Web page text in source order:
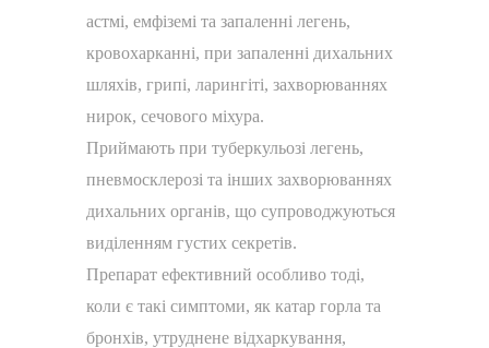
астмі, емфіземі та запаленні легень,
кровохарканні, при запаленні дихальних
шляхів, грипі, ларингіті, захворюваннях
нирок, сечового міхура.
Приймають при туберкульозі легень,
пневмосклерозі та інших захворюваннях
дихальних органів, що супроводжуються
виділенням густих секретів.
Препарат ефективний особливо тоді,
коли є такі симптоми, як катар горла та
бронхів, утруднене відхаркування,